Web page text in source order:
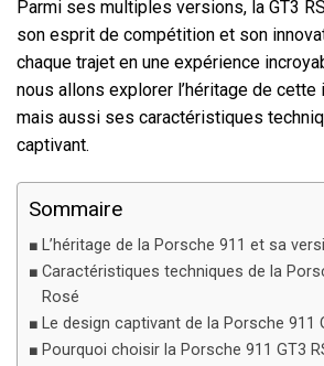
Parmi ses multiples versions, la GT3
son esprit de compétition et son
chaque trajet en une expérience
nous allons explorer l’héritage de cette
mais aussi ses caractéristiques
captivant.
Sommaire
L’héritage de la Porsche 911 et sa
Caractéristiques techniques de la
Rosé
Le design captivant de la Porsche 911
Pourquoi choisir la Porsche 911 GT3